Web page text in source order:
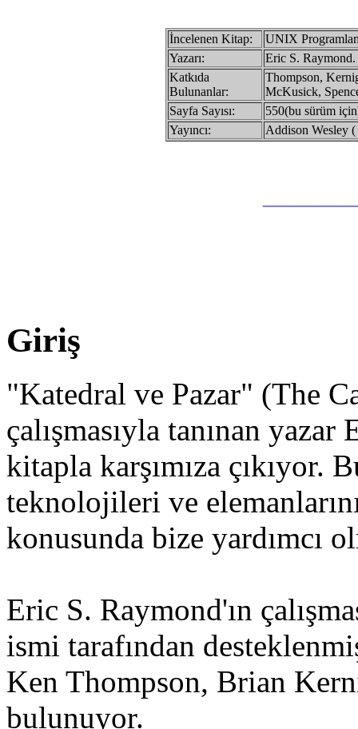
İncelenen Kitap:
UNIX
Yazarı:
Eric S. Raymond.
Katkıda
Bulunanlar:
Thompson,
McKusick,
Sayfa Sayısı:
550(bu sürüm
Yayıncı:
Addison Wesley
Giriş
"Katedral ve Pazar" (The
çalışmasıyla tanınan
kitapla karşımıza
teknolojileri ve
konusunda bize yardımcı
Eric S. Raymond'ın
ismi tarafından
Ken Thompson, Brian
bulunuyor.